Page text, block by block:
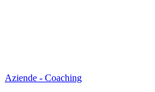
Aziende - Coaching